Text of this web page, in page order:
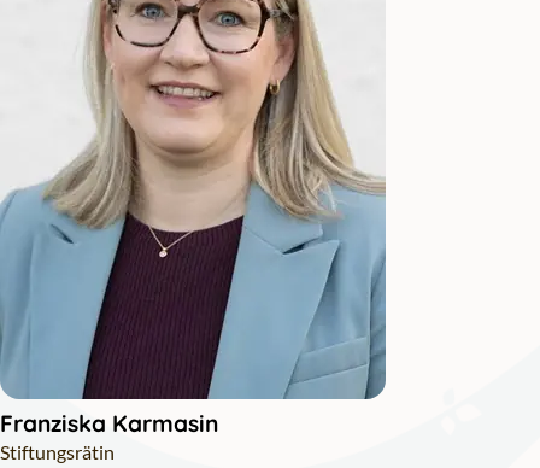
Franziska Karmasin
Stiftungsrätin